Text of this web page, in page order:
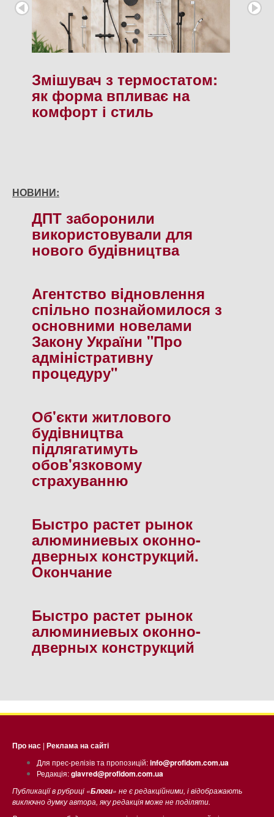
Змішувач з термостатом:
як форма впливає на
комфорт і стиль
НОВИНИ:
ДПТ заборонили
використовували для
нового будiвництва
Агентство вiдновлення
спiльно познайомилося з
основними новелами
Закону України "Про
адмiнiстративну
процедуру"
Об'єкти житлового
будiвництва
пiдлягатимуть
обов'язковому
страхуванню
Быстро растет рынок
алюминиевых оконно-
дверных конструкций.
Окончание
Быстро растет рынок
алюминиевых оконно-
дверных конструкций
Про нас | Реклама на сайті
Для прес-релізів та пропозицій:info@profidom.com.ua
Редакція:glavred@profidom.com.ua
Публикації в рубриці «Блоги» не є редакційними, і відображають
виключно думку автора, яку редакція може не поділяти.